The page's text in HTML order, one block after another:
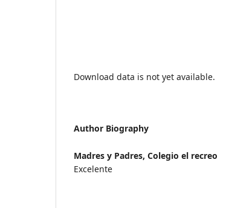
Download data is not yet available.
Author Biography
Madres y Padres, Colegio el recreo
Excelente